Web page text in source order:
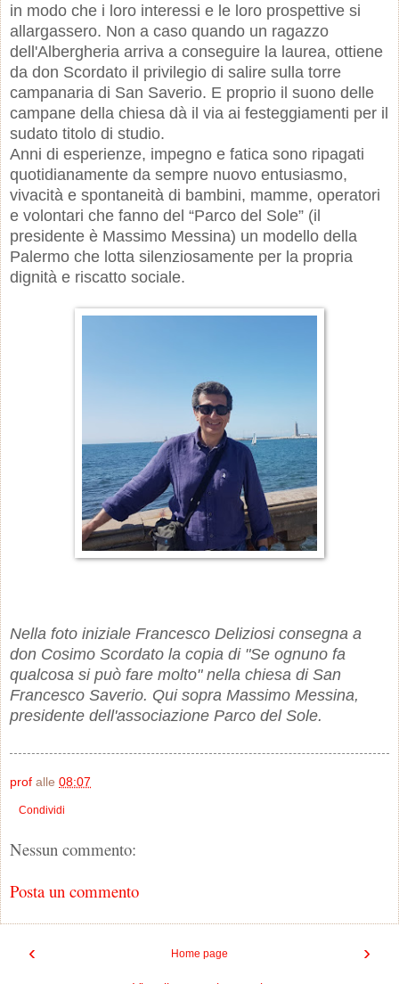
in modo che i loro interessi e le loro prospettive si
allargassero. Non a caso quando un ragazzo
dell'Albergheria arriva a conseguire la laurea, ottiene
da don Scordato il privilegio di salire sulla torre
campanaria di San Saverio. E proprio il suono delle
campane della chiesa dà il via ai festeggiamenti per il
sudato titolo di studio.
Anni di esperienze, impegno e fatica sono ripagati
quotidianamente da sempre nuovo entusiasmo,
vivacità e spontaneità di bambini, mamme, operatori
e volontari che fanno del “Parco del Sole” (il
presidente è Massimo Messina) un modello della
Palermo che lotta silenziosamente per la propria
dignità e riscatto sociale.
Nella foto iniziale Francesco Deliziosi consegna a
don Cosimo Scordato la copia di "Se ognuno fa
qualcosa si può fare molto" nella chiesa di San
Francesco Saverio. Qui sopra Massimo Messina,
presidente dell'associazione Parco del Sole.
prof alle 08:07
Condividi
Nessun commento:
Posta un commento
‹ ›
Home page